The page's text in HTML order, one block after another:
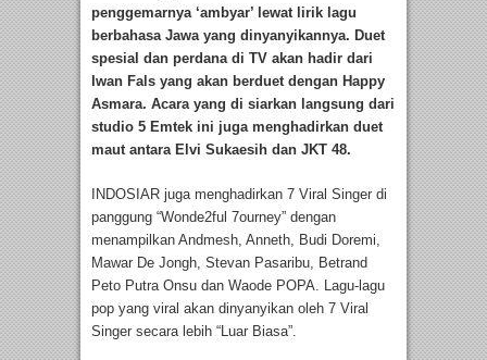
penggemarnya ‘ambyar’ lewat lirik lagu
berbahasa Jawa yang dinyanyikannya. Duet
spesial dan perdana di TV akan hadir dari
Iwan Fals yang akan berduet dengan Happy
Asmara. Acara yang di siarkan langsung dari
studio 5 Emtek ini juga menghadirkan duet
maut antara Elvi Sukaesih dan JKT 48.
INDOSIAR juga menghadirkan 7 Viral Singer di
panggung “Wonde2ful 7ourney” dengan
menampilkan Andmesh, Anneth, Budi Doremi,
Mawar De Jongh, Stevan Pasaribu, Betrand
Peto Putra Onsu dan Waode POPA. Lagu-lagu
pop yang viral akan dinyanyikan oleh 7 Viral
Singer secara lebih “Luar Biasa”.